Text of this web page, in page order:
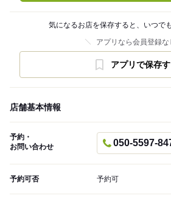
気になるお店を保存すると、いつで
アプリなら会員登録な
アプリで保存
店舗基本情報
予約・
お問い合わせ
050-5597-
予約可否 予約可